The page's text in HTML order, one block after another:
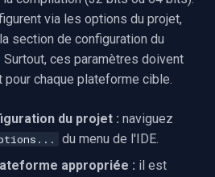
via les options du projet,
section de configuration du
ces paramètres doivent
chaque plateforme cible.
du projet : naviguez
du menu de l'IDE.
appropriée : il est